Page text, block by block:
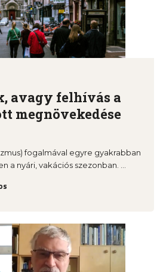
avagy felhívás a
megnövekedése
fogalmával egyre gyakrabban
a nyári, vakációs szezonban. ...